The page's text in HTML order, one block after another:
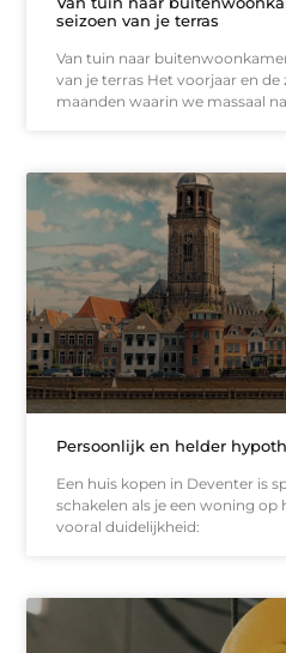
seizoen van je terras
Van tuin naar
van je terras Het voorjaar en
maanden waarin we massaal
Persoonlijk en helder
Een huis kopen in Deventer is
schakelen als je een woning op
vooral duidelijkheid: